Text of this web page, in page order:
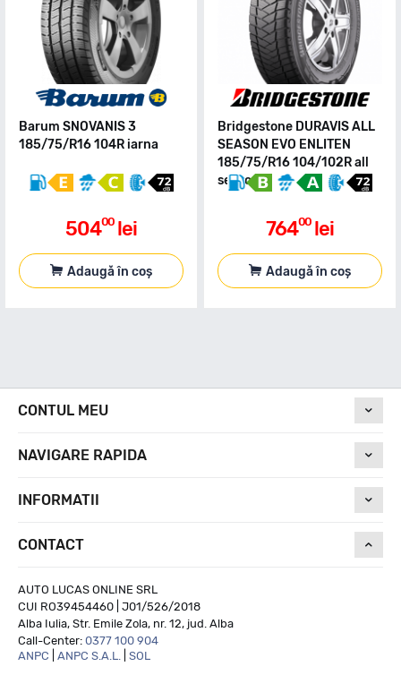
Barum SNOVANIS 3
185/75/R16 104R iarna
50400 lei
Adaugă în coș
Bridgestone DURAVIS ALL
SEASON EVO ENLITEN
185/75/R16 104/102R all
season
76400 lei
Adaugă în coș
CONTUL MEU
NAVIGARE RAPIDA
INFORMATII
CONTACT
AUTO LUCAS ONLINE SRL
CUI RO39454460 | J01/526/2018
Alba Iulia, Str. Emile Zola, nr. 12, jud. Alba
Call-Center: 0377 100 904
ANPC
ANPC S.A.L. SOL